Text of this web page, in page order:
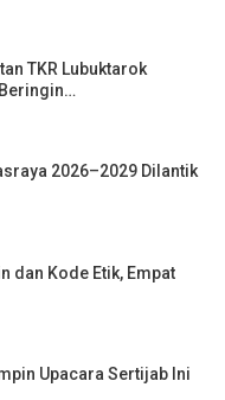
TKR Lubuktarok
2026–2029 Dilantik
dan Kode Etik, Empat
Upacara Sertijab Ini